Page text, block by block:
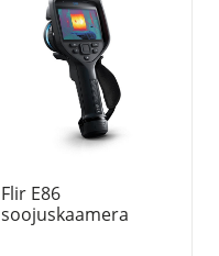
Flir E86
soojuskaamera